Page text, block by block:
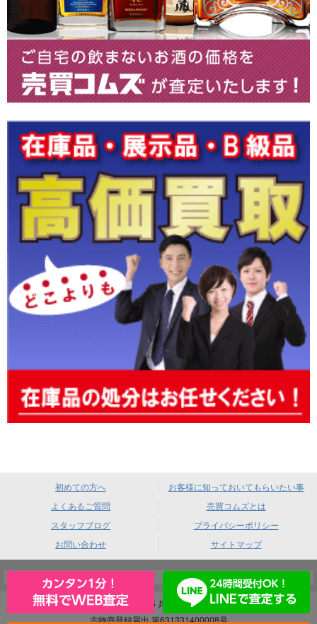
初めての方へ
お客様に知っておいてもらいたい事
よくあるご質問
売買コムズとは
スタッフブログ
プライバシーポリシー
お問い合わせ
サイトマップ
売買コムズ 〒660-0085 兵庫県尼崎市元浜町4-88
古物商登録届出 第631331400008号